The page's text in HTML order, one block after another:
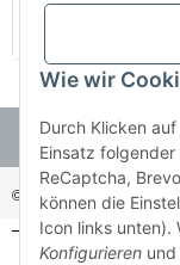
© Holzner-Trading
Wie wir
Durch Klicken
Einsatz
ReCaptcha,
können die
Icon links unten).
Konfigurieren